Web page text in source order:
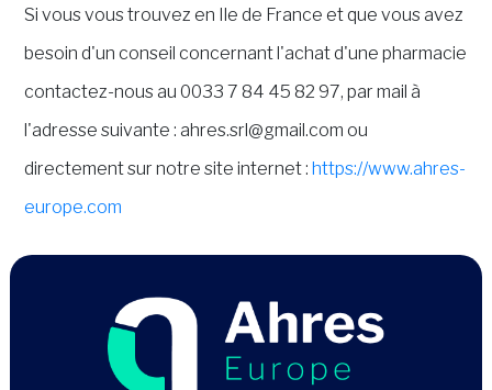
Si vous vous trouvez en Ile de France et que vous avez
besoin d'un conseil concernant l'achat d'une pharmacie
contactez-nous au 0033 7 84 45 82 97, par mail à
l'adresse suivante : ahres.srl@gmail.com ou
directement sur notre site internet :https://www.ahres-
europe.com